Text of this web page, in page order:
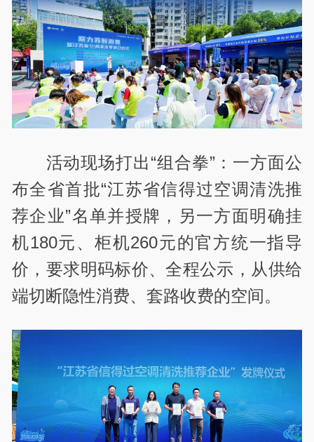
活动现场打出“组合拳”：一方面公
布全省首批“江苏省信得过空调清洗推
荐企业”名单并授牌，另一方面明确挂
机180元、柜机260元的官方统一指导
价，要求明码标价、全程公示，从供给
端切断隐性消费、套路收费的空间。